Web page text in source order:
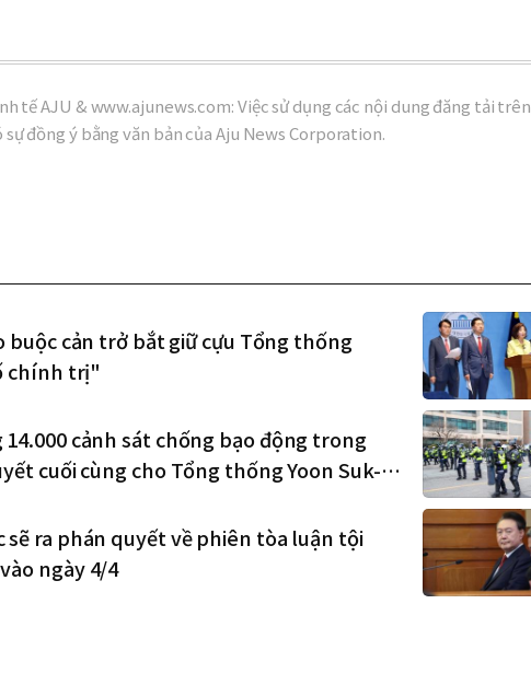
tế AJU & www.ajunews.com: Việc sử dụng các nội dung đăng tải trên
đồng ý bằng văn bản của Aju News Corporation.
buộc cản trở bắt giữ cựu Tổng thống
chính trị"
cảnh sát chống bạo động trong
cuối cùng cho Tổng thống Yoon Suk-
sẽ ra phán quyết về phiên tòa luận tội
ngày 4/4